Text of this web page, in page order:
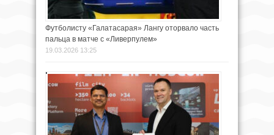
Футболисту «Галатасарая» Лангу оторвало часть
пальца в матче с «Ливерпулем»
19.03.2026 13:25